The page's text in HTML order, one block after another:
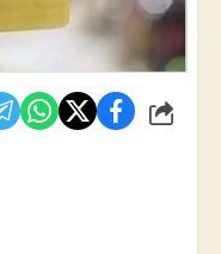
شارك